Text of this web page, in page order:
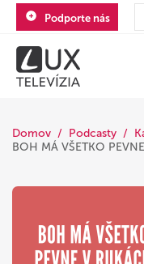
Podporte nás
Domov Podcasty
BOH MÁ VŠETKO